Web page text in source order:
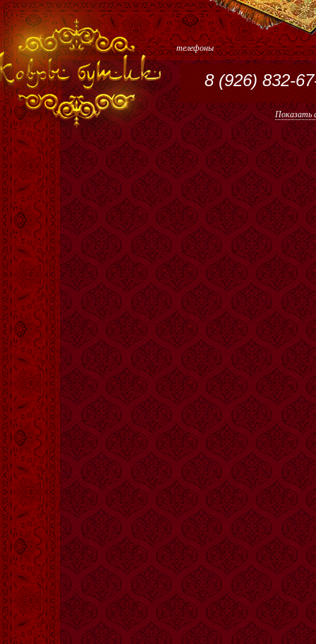
телефоны
8 (926) 832-
Показать